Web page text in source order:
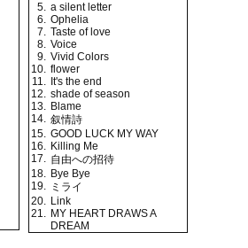
5. a silent letter
6. Ophelia
7. Taste of love
8. Voice
9. Vivid Colors
10. flower
11. It's the end
12. shade of season
13. Blame
14. 叙情詩
15. GOOD LUCK MY WAY
16. Killing Me
17. 自由への招待
18. Bye Bye
19. ミライ
20. Link
21. MY HEART DRAWS A
DREAM